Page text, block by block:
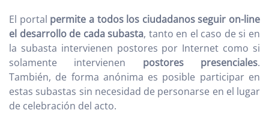
El portal permite a todos los ciudadanos seguir on-line
el desarrollo de cada subasta, tanto en el caso de si en
la subasta intervienen postores por Internet como si
solamente intervienen postores presenciales.
También, de forma anónima es posible participar en
estas subastas sin necesidad de personarse en el lugar
de celebración del acto.